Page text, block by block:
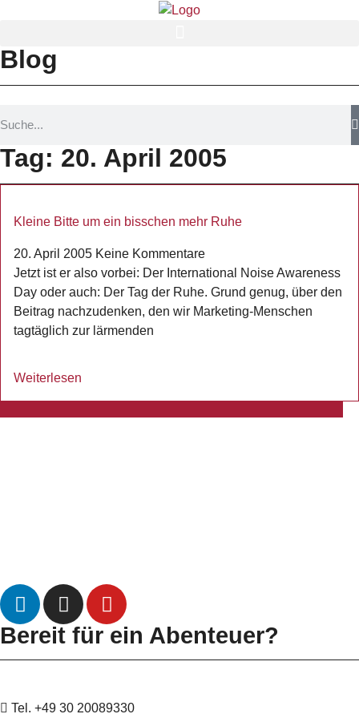
Blog
Tag: 20. April 2005
Kleine Bitte um ein bisschen mehr Ruhe
20. April 2005 Keine Kommentare
Jetzt ist er also vorbei: Der International Noise Awareness
Day oder auch: Der Tag der Ruhe. Grund genug, über den
Beitrag nachzudenken, den wir Marketing-Menschen
tagtäglich zur lärmenden
Weiterlesen
Bereit für ein Abenteuer?
Tel. +49 30 20089330